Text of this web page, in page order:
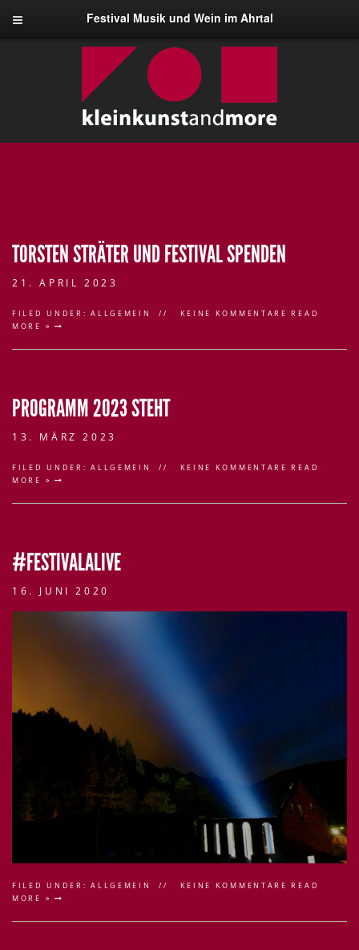
Festival Musik und Wein im Ahrtal
TORSTEN STRÄTER UND FESTIVAL SPENDEN
21. APRIL 2023
FILED UNDER:ALLGEMEIN KEINE KOMMENTARE READ
MORE »
PROGRAMM 2023 STEHT
13. MÄRZ 2023
FILED UNDER:ALLGEMEIN KEINE KOMMENTARE READ
MORE »
#FESTIVALALIVE
16. JUNI 2020
FILED UNDER:ALLGEMEIN KEINE KOMMENTARE READ
MORE »